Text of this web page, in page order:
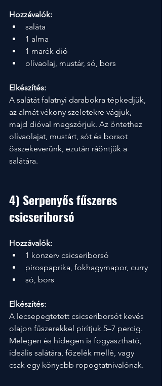
Hozzávalók:
saláta
1 alma
1 marék dió
olívaolaj, mustár, só, bors
Elkészítés:
A salátát falatnyi darabokra tépkedjük,
az almát vékony szeletekre vágjuk,
majd dióval megszórjuk. Az öntethez
olívaolajat, mustárt, sót és borsot
összekeverünk, ezután ráöntjük a
salátára.
4) Serpenyős fűszeres
csicseriborsó
Hozzávalók:
1 konzerv csicseriborsó
pirospaprika, fokhagymapor, curry
só, bors
Elkészítés:
A lecsepegtetett csicseriborsót kevés
olajon fűszerekkel pirítjuk 5–7 percig.
Melegen és hidegen is fogyasztható,
ideális salátára, főzelék mellé, vagy
csak egy könyebb ropogtatnivalónak.